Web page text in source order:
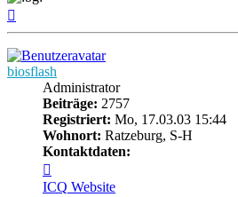
biosflash
Administrator
Beiträge: 2757
Registriert: Mo, 17.03.03 15:44
Wohnort: Ratzeburg, S-H
Kontaktdaten:
von
ICQ Website